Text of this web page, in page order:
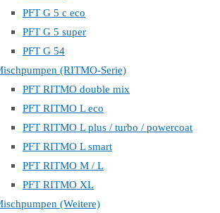
PFT G 5 c eco
PFT G 5 super
PFT G 54
(RITMO-Serie)
PFT RITMO double mix
PFT RITMO L eco
PFT RITMO L plus / turbo / powercoat
PFT RITMO L smart
PFT RITMO M / L
PFT RITMO XL
(Weitere)